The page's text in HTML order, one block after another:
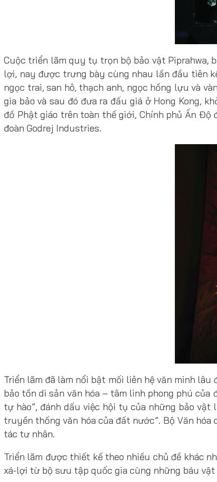
Cuộc triển lãm quy tụ trọn bộ bảo vật Piprahwa,
lợi, nay được trưng bày cùng nhau lần đầu tiên
ngọc trai, san hô, thạch anh, ngọc hồng lựu và
gia bảo và sau đó đưa ra đấu giá ở Hong Kong,
đồ Phật giáo trên toàn thế giới, Chính phủ Ấn
đoàn Godrej Industries.
Triển lãm đã làm nổi bật mối liên hệ văn minh
bảo tồn di sản văn hóa – tâm linh phong phú
tự hào”, đánh dấu việc hội tụ của những bảo
truyền thống văn hóa của đất nước”. Bộ Văn
tác tư nhân.
Triển lãm được thiết kế theo nhiều chủ đề khác
xá-lợi từ bộ sưu tập quốc gia cùng những báu